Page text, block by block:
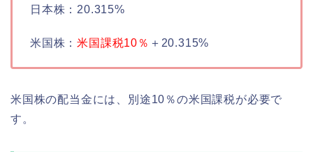
日本株：20.315%
米国株：米国課税10％ ＋20.315%
米国株の配当金には、別途10％の米国課税が必要で
す。